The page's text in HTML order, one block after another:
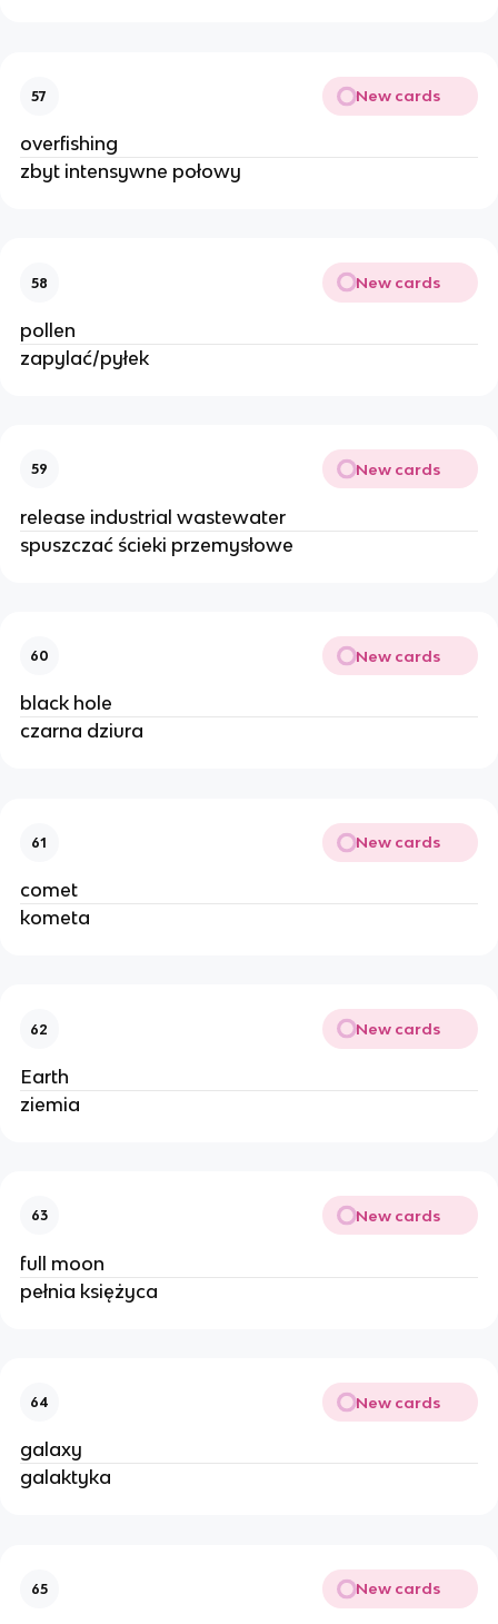
57 New cards
overfishing
zbyt intensywne połowy
58 New cards
pollen
zapylać/pyłek
59 New cards
release industrial wastewater
spuszczać ścieki przemysłowe
60 New cards
black hole
czarna dziura
61 New cards
comet
kometa
62 New cards
Earth
ziemia
63 New cards
full moon
pełnia księżyca
64 New cards
galaxy
galaktyka
65 New cards